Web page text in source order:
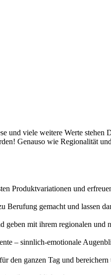
viele weitere Werte stehen
Genauso wie Regionalität
Produktvariationen und
gemacht und lassen
mit ihrem regionalen
– sinnlich-emotionale
ganzen Tag und